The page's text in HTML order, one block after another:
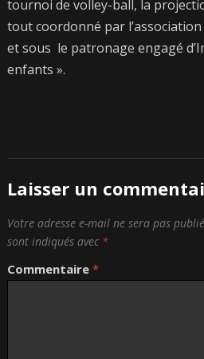
tournoi de volley-ball, la
tout coordonné par l’association
et sous le patronage engagé
enfants ».
Laisser un
Votre adresse e-mail ne sera pas
sont indiqués avec *
Commentaire *